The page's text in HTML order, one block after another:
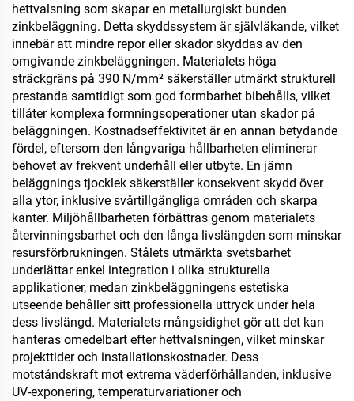
hettvalsning som skapar en metallurgiskt bunden
zinkbeläggning. Detta skyddssystem är självläkande, vilket
innebär att mindre repor eller skador skyddas av den
omgivande zinkbeläggningen. Materialets höga
sträckgräns på 390 N/mm² säkerställer utmärkt strukturell
prestanda samtidigt som god formbarhet bibehålls, vilket
tillåter komplexa formningsoperationer utan skador på
beläggningen. Kostnadseffektivitet är en annan betydande
fördel, eftersom den långvariga hållbarheten eliminerar
behovet av frekvent underhåll eller utbyte. En jämn
beläggnings tjocklek säkerställer konsekvent skydd över
alla ytor, inklusive svårtillgängliga områden och skarpa
kanter. Miljöhållbarheten förbättras genom materialets
återvinningsbarhet och den långa livslängden som minskar
resursförbrukningen. Stålets utmärkta svetsbarhet
underlättar enkel integration i olika strukturella
applikationer, medan zinkbeläggningens estetiska
utseende behåller sitt professionella uttryck under hela
dess livslängd. Materialets mångsidighet gör att det kan
hanteras omedelbart efter hettvalsningen, vilket minskar
projekttider och installationskostnader. Dess
motståndskraft mot extrema väderförhållanden, inklusive
UV-exponering, temperaturvariationer och